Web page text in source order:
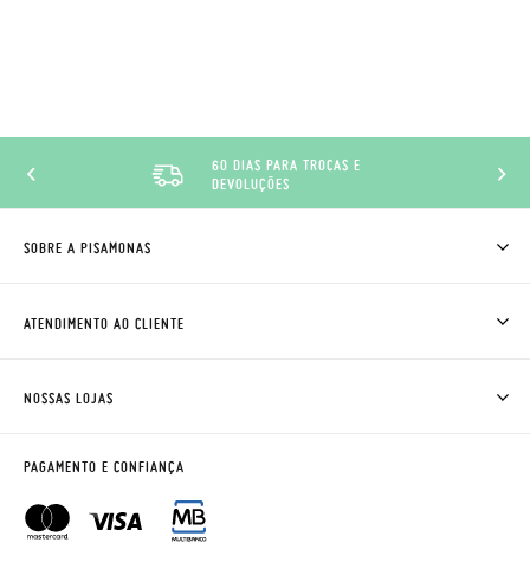
60 DIAS PARA TROCAS E
DEVOLUÇÕES
SOBRE A PISAMONAS
AVISO LEGAL, PRIVACIDADE E COOKIES
GUIA DE TAMANHOS
SALDOS
ATENDIMENTO AO CLIENTE
HORÁRIO
PERGUNTAS FREQUENTES
NOSSAS LOJAS
PAGAMENTO E CONFIANÇA